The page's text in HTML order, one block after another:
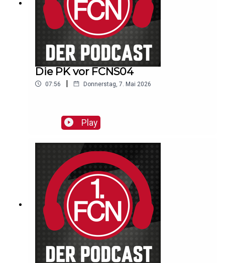
Die PK vor FCNS04
07:56 | Donnerstag, 7. Mai 2026
Play